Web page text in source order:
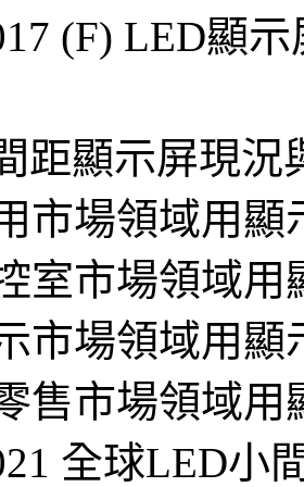
(F) LED顯
距顯示屏現況
市場領域用顯
室市場領域用
市場領域用顯
售市場領域用
全球LED小